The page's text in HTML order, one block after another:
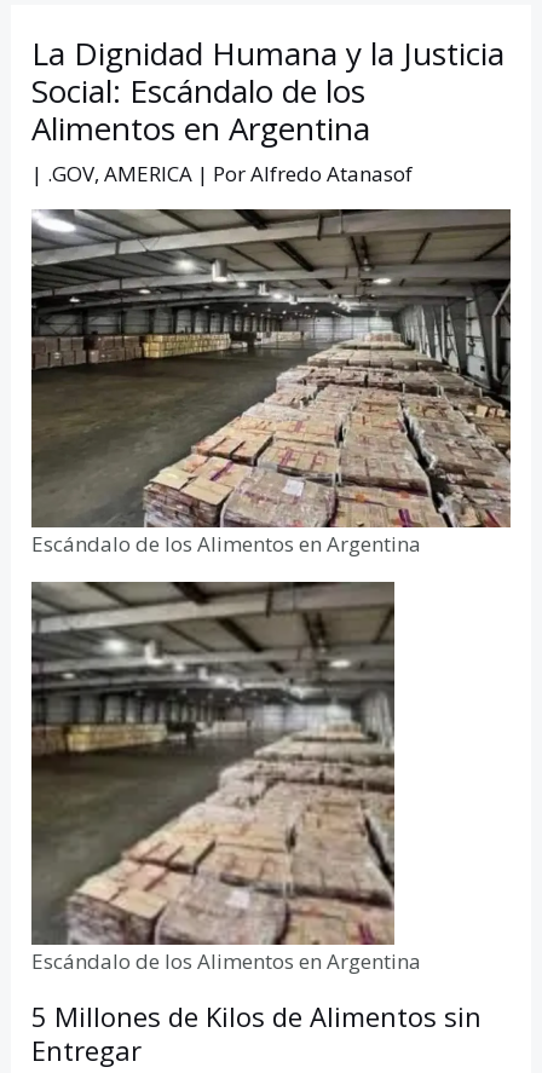
La Dignidad Humana y la Justicia
Social: Escándalo de los
Alimentos en Argentina
| .GOV,AMERICA | PorAlfredo Atanasof
Escándalo de los Alimentos en Argentina
Escándalo de los Alimentos en Argentina
5 Millones de Kilos de Alimentos sin
Entregar